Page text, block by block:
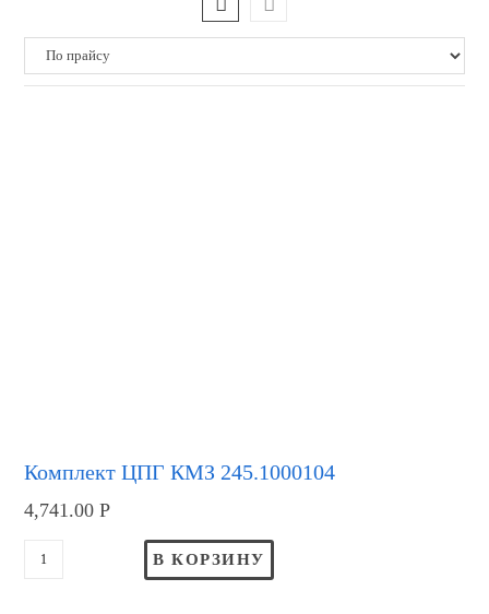
Комплект ЦПГ КМЗ 245.1000104
4,741.00Р
В КОРЗИНУ